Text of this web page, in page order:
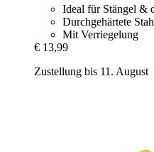
Ideal für Stängel &
Durchgehärtete
Mit Verriegelung
€ 13,99
Zustellung bis 11. August